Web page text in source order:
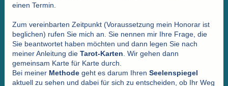
einen Termin.
Zum vereinbarten Zeitpunkt (Voraussetzung mein Honorar ist
beglichen) rufen Sie mich an. Sie nennen mir Ihre Frage, die
Sie beantwortet haben möchten und dann legen Sie nach
meiner Anleitung die Tarot-Karten . Wir gehen dann
gemeinsam Karte für Karte durch.
Bei meiner Methodegeht es darum Ihren Seelenspiegel
aktuell zu sehen und dabei für sich zu entscheiden, ob Ihr Weg